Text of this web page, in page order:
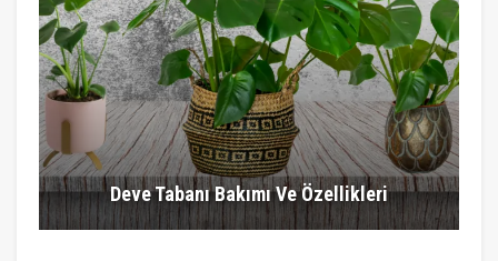
Deve Tabanı Bakımı Ve Özellikleri